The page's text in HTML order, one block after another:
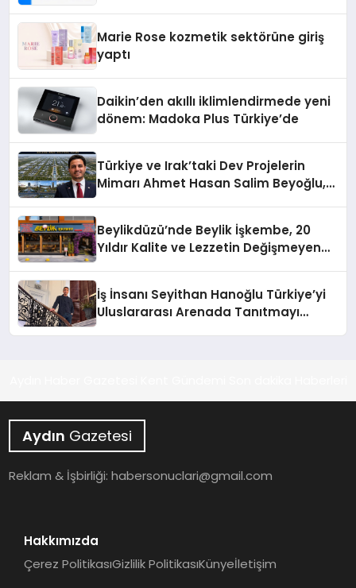
Marie Rose kozmetik sektörüne giriş
yaptı
Daikin’den akıllı iklimlendirmede yeni
dönem: Madoka Plus Türkiye’de
Türkiye ve Irak’taki Dev Projelerin
Mimarı Ahmet Hasan Salim Beyoğlu,
Hayata Geçirecek
Beylikdüzü’nde Beylik İşkembe, 20
Yıldır Kalite ve Lezzetin Değişmeyen
İş İnsanı Seyithan Hanoğlu Türkiye’yi
Uluslararası Arenada Tanıtmayı
Aydın Gazetesi
Reklam & İşbirliği:habersonuclari@gmail.com
Hakkımızda
Çerez PolitikasıGizlilik PolitikasıKünyeİletişim